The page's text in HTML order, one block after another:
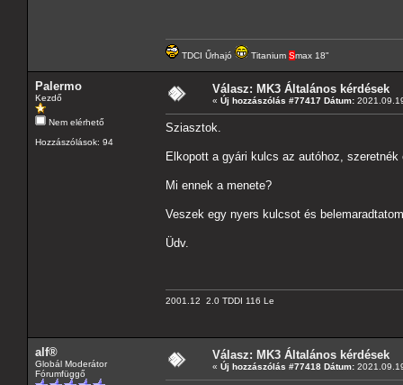
TDCI Űrhajó Titanium Smax 18"
Palermo
Kezdő
Nem elérhető
Hozzászólások: 94
Válasz: MK3 Általános kérdések
« Új hozzászólás #77417 Dátum:
Sziasztok.
Elkopott a gyári kulcs az autóhoz, szeretnék
Mi ennek a menete?
Veszek egy nyers kulcsot és
Üdv.
2001.12 2.0 TDDI 116 Le
alf®
Globál Moderátor
Fórumfüggő
Válasz: MK3 Általános kérdések
« Új hozzászólás #77418 Dátum: